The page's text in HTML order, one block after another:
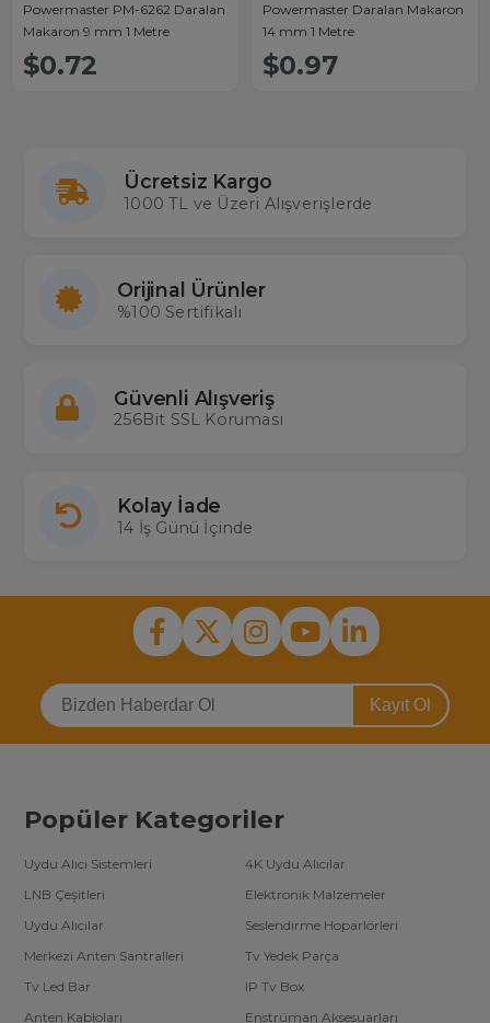
Powermaster PM-6262 Daralan
Makaron 9 mm 1 Metre
$0.72
Powermaster Daralan Makaron
14 mm 1 Metre
$0.97
Ücretsiz Kargo
1000 TL ve Üzeri Alışverişlerde
Orijinal Ürünler
%100 Sertifikalı
Güvenli Alışveriş
256Bit SSL Koruması
Kolay İade
14 İş Günü İçinde
Kayıt Ol
Popüler Kategoriler
Uydu Alıcı Sistemleri
4K Uydu Alıcılar
LNB Çeşitleri
Elektronik Malzemeler
Uydu Alıcılar
Seslendirme Hoparlörleri
Merkezi Anten Santralleri
Tv Yedek Parça
Tv Led Bar
IP Tv Box
Anten Kabloları
Enstrüman Aksesuarları